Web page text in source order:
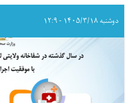
گذشته
در
بادغیس
دوشنبه ۱۴۰۵/۳/۱۸ - ۱۲:۹